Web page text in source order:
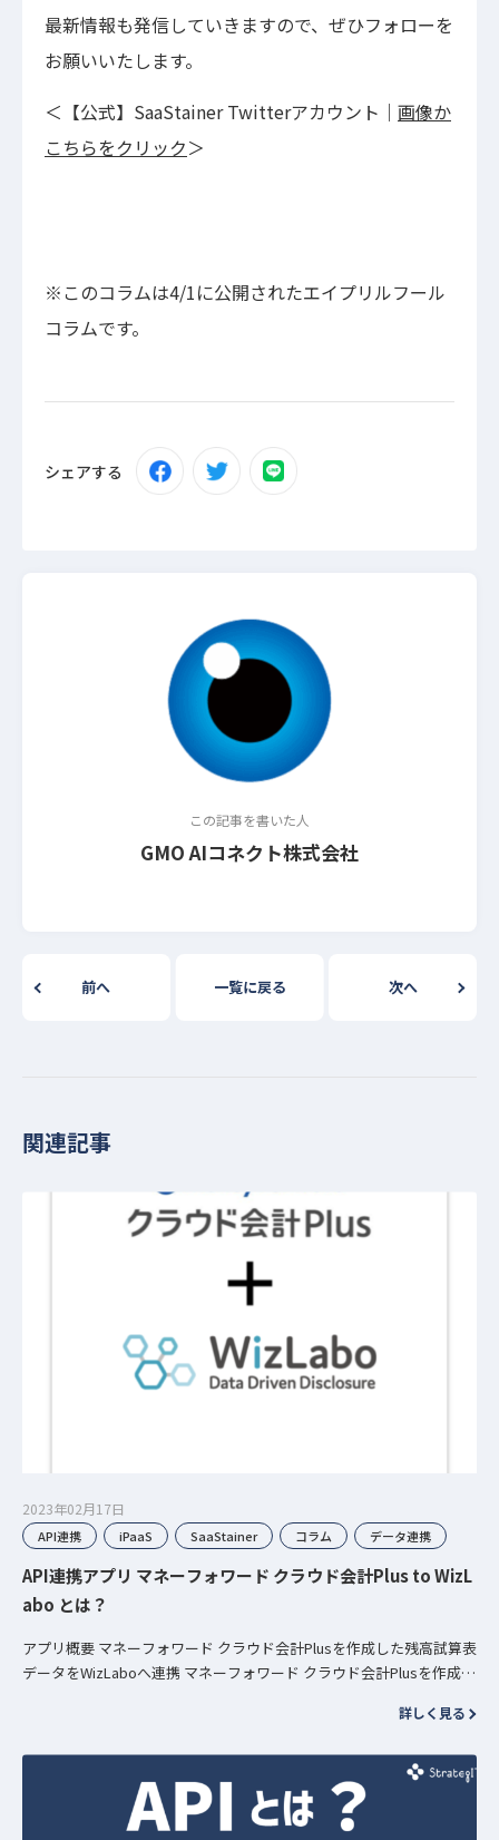
最新情報も発信していきますので、ぜひフォローを
お願いいたします。
＜【公式】SaaStainer Twitterアカウント｜ 画像か
こちらをクリック＞
※このコラムは4/1に公開されたエイプリルフール
コラムです。
シェアする
この記事を書いた人
GMO AIコネクト株式会社
前へ 一覧に戻る 次へ
関連記事
2023年02月17日
API連携 iPaaS SaaStainer コラム データ連携
API連携アプリ マネーフォワード クラウド会計Plus to WizL
abo とは？
アプリ概要 マネーフォワード クラウド会計Plusを作成した残高試算表
データをWizLaboへ連携 マネーフォワード クラウド会計Plusを作成し
詳しく見る